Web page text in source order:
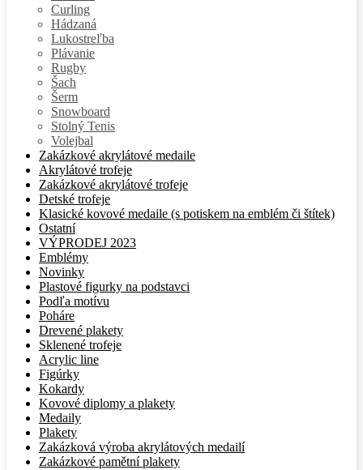
Curling
Hádzaná
Lukostreľba
Plávanie
Rugby
Šach
Šerm
Snowboard
Stolný Tenis
Volejbal
Zakázkové akrylátové medaile
Akrylátové trofeje
Zakázkové akrylátové trofeje
Detské trofeje
Klasické kovové medaile (s potiskem na emblém či štítek)
Ostatní
VÝPRODEJ 2023
Emblémy
Novinky
Plastové figurky na podstavci
Podľa motívu
Poháre
Drevené plakety
Sklenené trofeje
Acrylic line
Figúrky
Kokardy
Kovové diplomy a plakety
Medaily
Plakety
Zakázková výroba akrylátových medailí
Zakázkové pamětní plakety